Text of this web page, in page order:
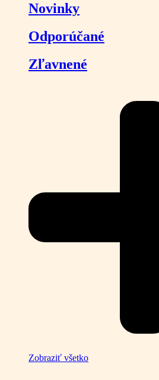
Novinky
Odporúčané
Zľavnené
Zobraziť všetko